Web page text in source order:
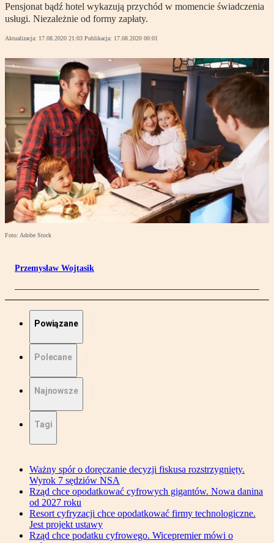
Pensjonat bądź hotel wykazują przychód w momencie świadczenia
usługi. Niezależnie od formy zapłaty.
Aktualizacja: 17.08.2020 21:03 Publikacja: 17.08.2020 00:01
Foto: Adobe Stock
Przemysław Wojtasik
Powiązane
Polecane
Najnowsze
Tagi
Ważny spór o doręczanie decyzji fiskusa rozstrzygnięty.
Wyrok 7 sędziów NSA
Rząd chce opodatkować cyfrowych gigantów. Nowa danina
od 2027 roku
Resort cyfryzacji chce opodatkować firmy technologiczne.
Jest projekt ustawy
Rząd chce podatku cyfrowego. Wicepremier mówi o